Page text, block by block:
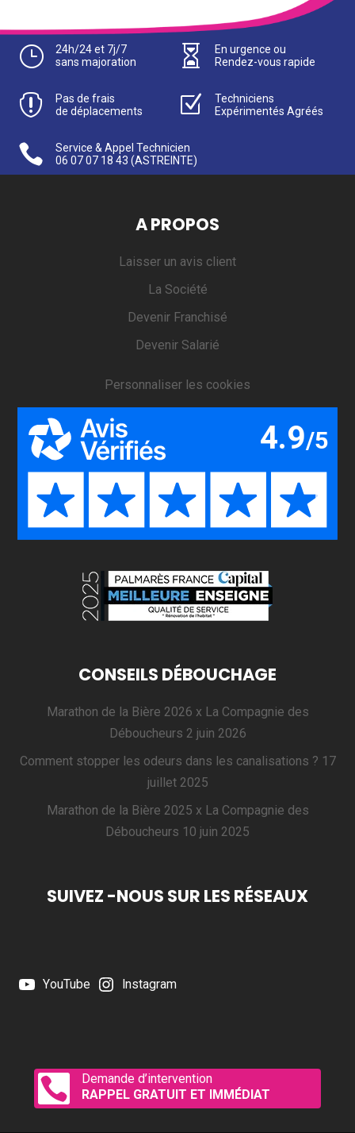
}
24h/24 et 7j/7
sans majoration

En urgence ou
Rendez-vous rapide

Pas de frais
de déplacements
Z
Techniciens
Expérimentés Agréés

Service & Appel Technicien
06 07 07 18 43 (ASTREINTE)
A PROPOS
Laisser un avis client
La Société
Devenir Franchisé
Devenir Salarié
Personnaliser les cookies
CONSEILS DÉBOUCHAGE
Marathon de la Bière 2026 x La Compagnie des
Déboucheurs 2 juin 2026
Comment stopper les odeurs dans les canalisations ? 17
juillet 2025
Marathon de la Bière 2025 x La Compagnie des
Déboucheurs 10 juin 2025
SUIVEZ -NOUS SUR LES RÉSEAUX
YouTube Instagram

Demande d’intervention
RAPPEL GRATUIT ET IMMÉDIAT